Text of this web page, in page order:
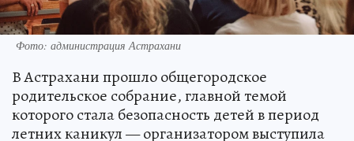
Фото: администрация Астрахани
В Астрахани прошло общегородское
родительское собрание, главной темой
которого стала безопасность детей в период
летних каникул — организатором выступила